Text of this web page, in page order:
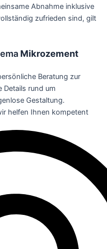
Abnahme inklusive
zufrieden sind, gilt
Mikrozement
Beratung zur
Details rund um
Gestaltung.
helfen Ihnen kompetent